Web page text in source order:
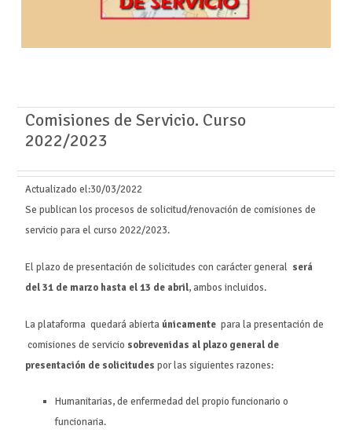
Comisiones de Servicio. Curso
2022/2023
Actualizado el:30/03/2022
Se publican los procesos de solicitud/renovación de comisiones de
servicio para el curso 2022/2023.
El plazo de presentación de solicitudes con carácter general será
del 31 de marzo hasta el 13 de abril, ambos incluidos.
La plataforma quedará abiertaúnicamente para la presentación de
comisiones de servicio sobrevenidas al plazo general de
presentación de solicitudes por las siguientes razones:
Humanitarias, de enfermedad del propio funcionario o
funcionaria.